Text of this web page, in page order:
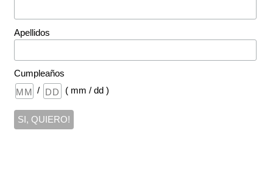
Apellidos
Cumpleaños
/
( mm / dd )